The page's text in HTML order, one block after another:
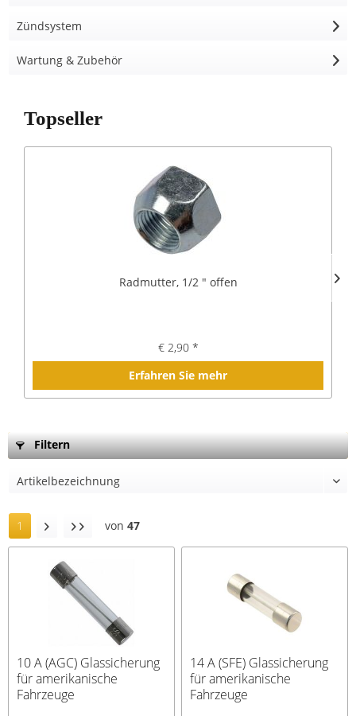
Zündsystem
Wartung & Zubehör
Topseller
Radmutter, 1/2 " offen
€ 2,90 *
Erfahren Sie mehr
Filtern
1 von 47
10 A (AGC) Glassicherung
für amerikanische
Fahrzeuge
14 A (SFE) Glassicherung
für amerikanische
Fahrzeuge